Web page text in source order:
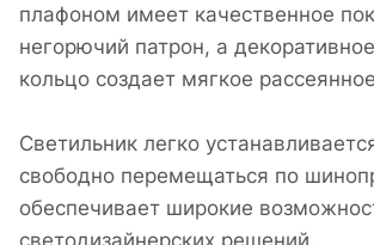
плафоном имеет качественное
негорючий патрон, а
кольцо создает мягкое
Светильник легко
свободно перемещаться по
обеспечивает широкие
светодизайнерских решений.